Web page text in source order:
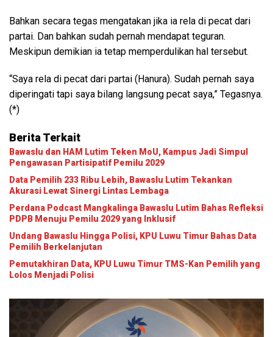
Bahkan secara tegas mengatakan jika ia rela di pecat dari
partai. Dan bahkan sudah pernah mendapat teguran.
Meskipun demikian ia tetap memperdulikan hal tersebut.
“Saya rela di pecat dari partai (Hanura). Sudah pernah saya
diperingati tapi saya bilang langsung pecat saya,” Tegasnya.
(*)
Berita Terkait
Bawaslu dan HAM Lutim Teken MoU, Kampus Jadi Simpul
Pengawasan Partisipatif Pemilu 2029
Data Pemilih 233 Ribu Lebih, Bawaslu Lutim Tekankan
Akurasi Lewat Sinergi Lintas Lembaga
Perdana Podcast Mangkalinga Bawaslu Lutim Bahas Refleksi
PDPB Menuju Pemilu 2029 yang Inklusif
Undang Bawaslu Hingga Polisi, KPU Luwu Timur Bahas Data
Pemilih Berkelanjutan
Pemutakhiran Data, KPU Luwu Timur TMS-Kan Pemilih yang
Lolos Menjadi Polisi